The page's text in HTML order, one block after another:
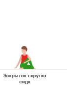
Закрытая скрутка
сидя